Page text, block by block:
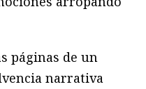
páginas de un
narrativa